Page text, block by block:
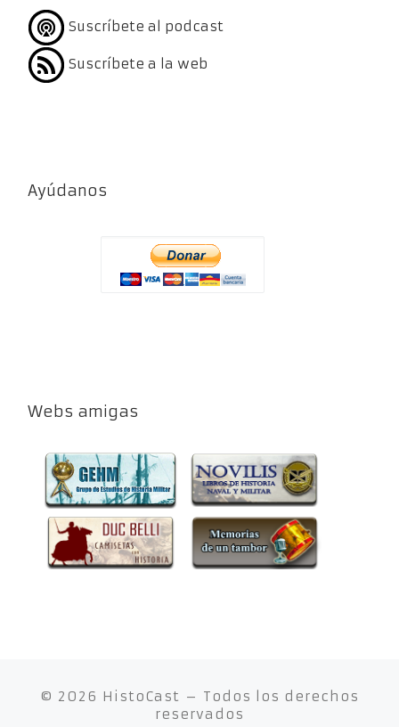
Suscríbete al podcast
Suscríbete a la web
Ayúdanos
Webs amigas
© 2026 HistoCast – Todos los derechos
reservados